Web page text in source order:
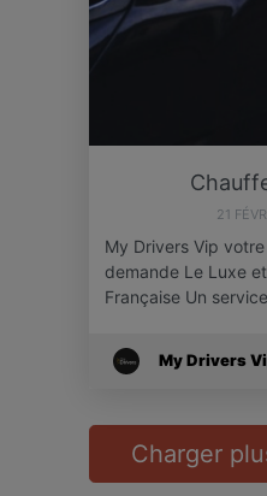
21
My Drivers Vip
demande Le Luxe
Française Un
My Drivers
Charger